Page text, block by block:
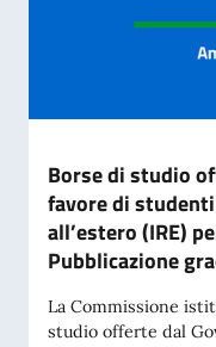
Borse di studio
favore di
all’estero (IRE)
Pubblicazione
La Commissione
studio offerte dal